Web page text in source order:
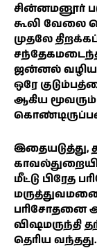
சின்னமனூர்
கூலி வேலை
முதலே
ஜன்னல்
ஒரே
ஆகிய
இதையடுத்து,
மீட்டு பிரேத
பரிசோதனை
தெரிய வந்தது.